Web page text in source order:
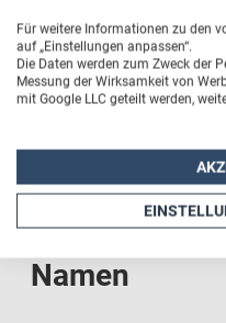
Ihre einzigartige
Ihren Händen.
Der
S20 Plus
Namen
Für weitere Informationen zu den
auf „Einstellungen anpassen“.
Die Daten werden zum Zweck der
Messung der Wirksamkeit von
mit Google LLC geteilt werden,